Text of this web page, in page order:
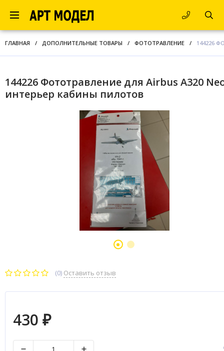
ГЛАВНАЯ / ДОПОЛНИТЕЛЬНЫЕ ТОВАРЫ / ФОТОТРАВЛЕНИЕ / 144226
144226 Фототравление для Airbus A320
интерьер кабины пилотов
(0) Оставить отзыв
430 ₽